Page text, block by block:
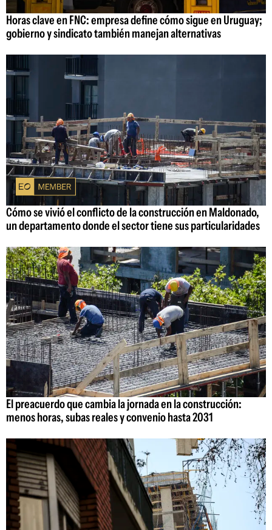
Horas clave en FNC: empresa define cómo sigue en Uruguay;
gobierno y sindicato también manejan alternativas
Cómo se vivió el conflicto de la construcción en Maldonado,
un departamento donde el sector tiene sus particularidades
El preacuerdo que cambia la jornada en la construcción:
menos horas, subas reales y convenio hasta 2031